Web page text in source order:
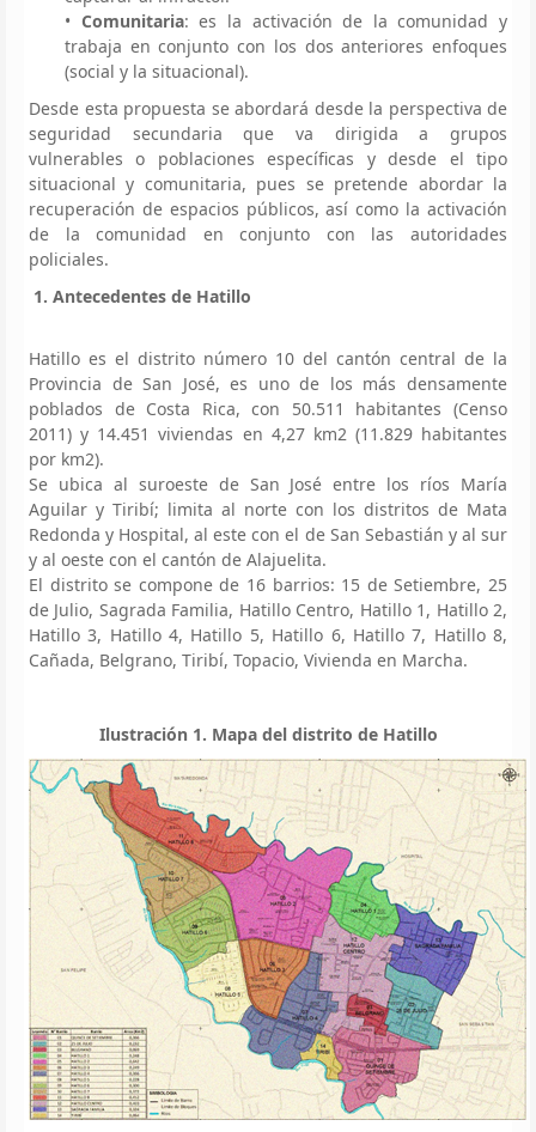
• Comunitaria: es la activación de la comunidad y
trabaja en conjunto con los dos anteriores enfoques
(social y la situacional).
Desde esta propuesta se abordará desde la perspectiva de
seguridad secundaria que va dirigida a grupos
vulnerables o poblaciones específicas y desde el tipo
situacional y comunitaria, pues se pretende abordar la
recuperación de espacios públicos, así como la activación
de la comunidad en conjunto con las autoridades
policiales.
1. Antecedentes de Hatillo
Hatillo es el distrito número 10 del cantón central de la
Provincia de San José, es uno de los más densamente
poblados de Costa Rica, con 50.511 habitantes (Censo
2011) y 14.451 viviendas en 4,27 km2 (11.829 habitantes
por km2).
Se ubica al suroeste de San José entre los ríos María
Aguilar y Tiribí; limita al norte con los distritos de Mata
Redonda y Hospital, al este con el de San Sebastián y al sur
y al oeste con el cantón de Alajuelita.
El distrito se compone de 16 barrios: 15 de Setiembre, 25
de Julio, Sagrada Familia, Hatillo Centro, Hatillo 1, Hatillo 2,
Hatillo 3, Hatillo 4, Hatillo 5, Hatillo 6, Hatillo 7, Hatillo 8,
Cañada, Belgrano, Tiribí, Topacio, Vivienda en Marcha.
Ilustración 1. Mapa del distrito de Hatillo